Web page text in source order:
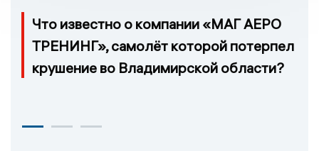
Что известно о компании «МАГ АЕРО
ТРЕНИНГ», самолёт которой потерпел
крушение во Владимирской области?